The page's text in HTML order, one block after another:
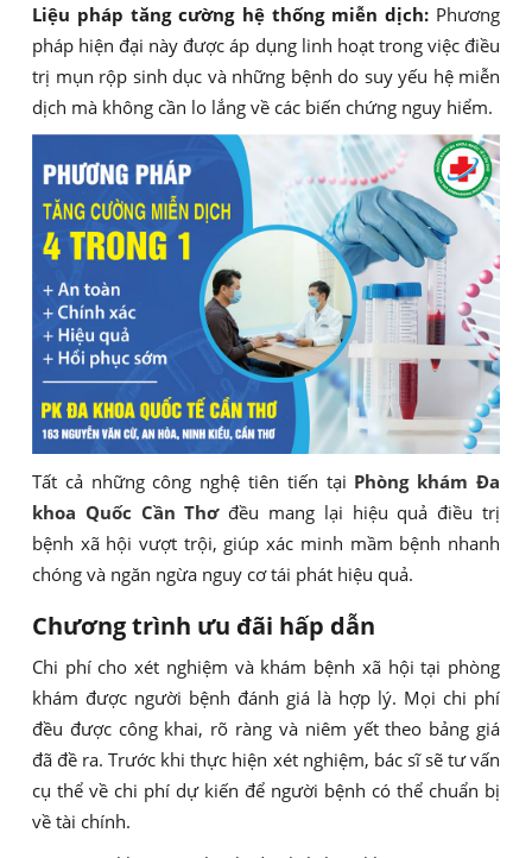
Liệu pháp tăng cường hệ thống miễn dịch:Phương
pháp hiện đại này được áp dụng linh hoạt trong việc điều
trị mụn rộp sinh dục và những bệnh do suy yếu hệ miễn
dịch mà không cần lo lắng về các biến chứng nguy hiểm.
Tất cả những công nghệ tiên tiến tại Phòng khám Đa
khoa Quốc Cần Thơđều mang lại hiệu quả điều trị
bệnh xã hội vượt trội, giúp xác minh mầm bệnh nhanh
chóng và ngăn ngừa nguy cơ tái phát hiệu quả.
Chương trình ưu đãi hấp dẫn
Chi phí cho xét nghiệm và khám bệnh xã hội tại phòng
khám được người bệnh đánh giá là hợp lý. Mọi chi phí
đều được công khai, rõ ràng và niêm yết theo bảng giá
đã đề ra. Trước khi thực hiện xét nghiệm, bác sĩ sẽ tư vấn
cụ thể về chi phí dự kiến để người bệnh có thể chuẩn bị
về tài chính.